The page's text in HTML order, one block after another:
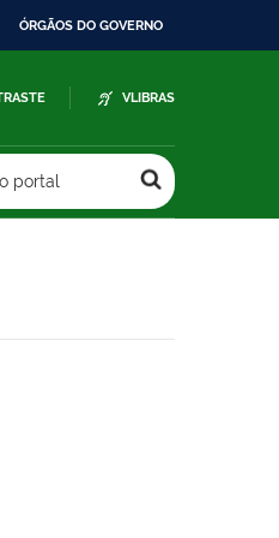
ÓRGÃOS DO GOVERNO
VLIBRAS
portal